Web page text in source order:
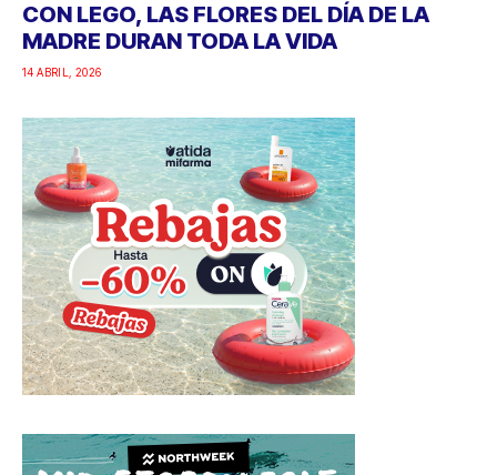
CON LEGO, LAS FLORES DEL DÍA DE LA
MADRE DURAN TODA LA VIDA
14 ABRIL, 2026